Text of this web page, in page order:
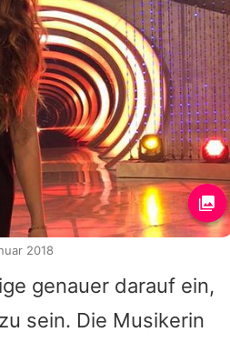
genauer darauf ein,
sein. Die Musikerin
2018